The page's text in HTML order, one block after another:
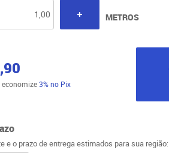
METROS
economize3% no Pix
e o prazo de entrega estimados para sua região: